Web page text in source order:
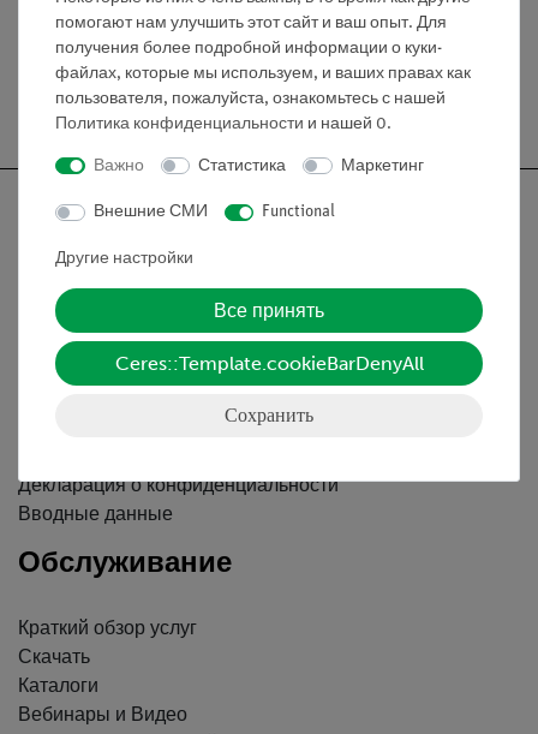
Бесплатная доставка от 300,- €
Информация
Декларация о конфиденциальности
Вводные данные
Обслуживание
Краткий обзор услуг
Скачать
Каталоги
Вебинары и Видео
помогают нам улучшить этот сайт и ваш опыт. Для
получения более подробной информации о куки-
файлах, которые мы используем, и ваших правах как
пользователя, пожалуйста, ознакомьтесь с нашей
Политика конфиденциальности и нашей 0.
Важно Статистика Маркетинг
Внешние СМИ Functional
Другие настройки
Все принять
Ceres::Template.cookieBarDenyAll
Сохранить